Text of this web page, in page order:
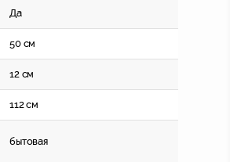
Да
50 см
12 см
112 см
бытовая